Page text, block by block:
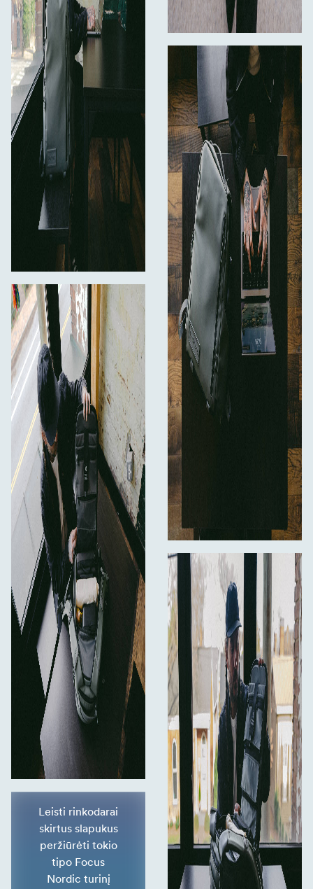
Leisti rinkodarai
skirtus slapukus
peržiūrėti tokio
tipo Focus
Nordic turinį